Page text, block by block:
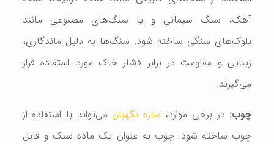
آهک، سنگ سیمانی و یا سنگ‌های مصنوعی مانند
بلوک‌های سنگی ساخته شود. سنگ‌ها به دلیل ماندگاری،
زیبایی و مقاومت در برابر فشار خاک مورد استفاده قرار
می‌گیرند.
چوب: در برخی موارد، سازه نگهبانمی‌تواند با استفاده از
چوب ساخته شود. چوب به عنوان یک ماده سبک و قابل